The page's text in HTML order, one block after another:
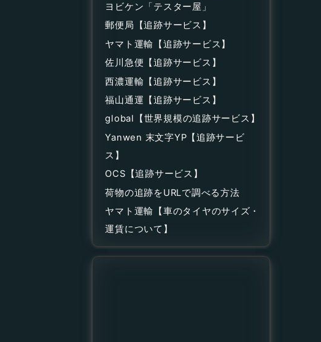
ヨビケン「テスター屋」
郵便局【追跡サービス】
ヤマト運輸【追跡サービス】
佐川急便【追跡サービス】
西濃運輸【追跡サービス】
福山通運【追跡サービス】
global【世界規模の追跡サービス】
Yanwen 末文字YP【追跡サービ
ス】
OCS【追跡サービス】
荷物の追跡をURLで調べる方法
ヤマト運輸【車のタイヤのサイズ・
運賃について】